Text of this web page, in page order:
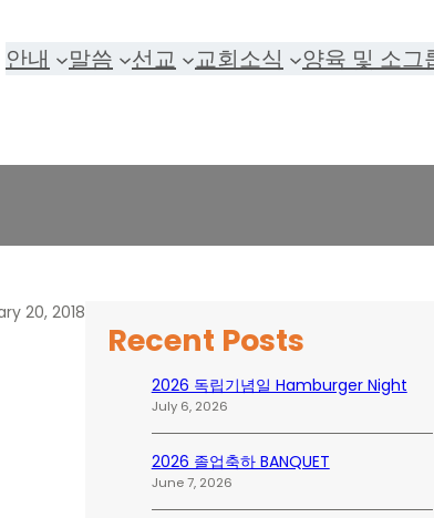
안내 말씀 선교 교회소식 양육 및 소그
20, 2018
Recent Posts
2026 독립기념일 Hamburger Night
July 6, 2026
2026 졸업축하 BANQUET
June 7, 2026